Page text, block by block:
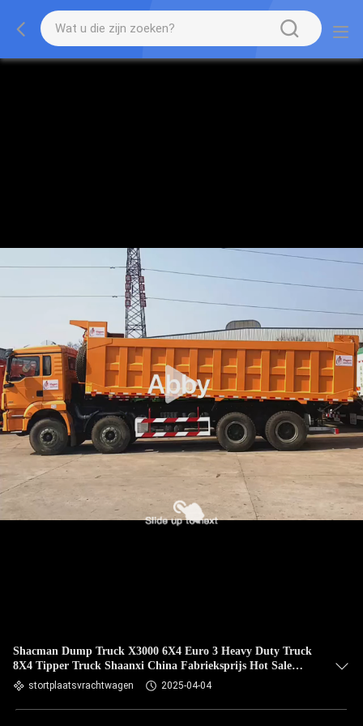
Shacman Dump Truck X3000 6X4 Euro 3 Heavy Duty Truck
8X4 Tipper Truck Shaanxi China Fabrieksprijs Hot Sale
H3000 F3000
stortplaatsvrachtwagen 2025-04-04